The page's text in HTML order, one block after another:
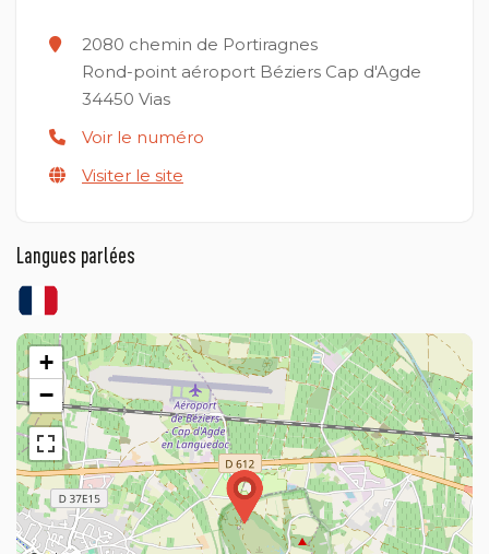
2080 chemin de Portiragnes
Rond-point aéroport Béziers Cap d'Agde
34450 Vias
Voir le numéro
Visiter le site
Langues parlées
+
−